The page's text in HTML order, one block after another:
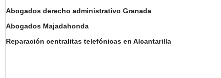
Abogados derecho administrativo Granada
Abogados Majadahonda
Reparación centralitas telefónicas en Alcantarilla